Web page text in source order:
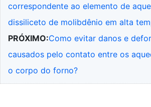
correspondente ao elemento de
dissiliceto de molibdênio em alta
PRÓXIMO:Como evitar danos e
causados pelo contato entre os
o corpo do forno?